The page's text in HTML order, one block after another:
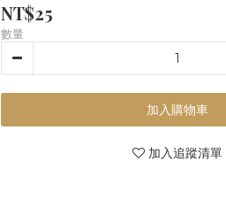
NT$25
數量
加入購物車
加入追蹤清單